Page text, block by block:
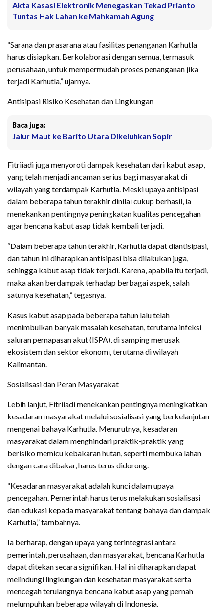
Akta Kasasi Elektronik Menegaskan Tekad Prianto
Tuntas Hak Lahan ke Mahkamah Agung
“Sarana dan prasarana atau fasilitas penanganan Karhutla
harus disiapkan. Berkolaborasi dengan semua, termasuk
perusahaan, untuk mempermudah proses penanganan jika
terjadi Karhutla,” ujarnya.
Antisipasi Risiko Kesehatan dan Lingkungan
Baca juga:
Jalur Maut ke Barito Utara Dikeluhkan Sopir
Fitriiadi juga menyoroti dampak kesehatan dari kabut asap,
yang telah menjadi ancaman serius bagi masyarakat di
wilayah yang terdampak Karhutla. Meski upaya antisipasi
dalam beberapa tahun terakhir dinilai cukup berhasil, ia
menekankan pentingnya peningkatan kualitas pencegahan
agar bencana kabut asap tidak kembali terjadi.
“Dalam beberapa tahun terakhir, Karhutla dapat diantisipasi,
dan tahun ini diharapkan antisipasi bisa dilakukan juga,
sehingga kabut asap tidak terjadi. Karena, apabila itu terjadi,
maka akan berdampak terhadap berbagai aspek, salah
satunya kesehatan,” tegasnya.
Kasus kabut asap pada beberapa tahun lalu telah
menimbulkan banyak masalah kesehatan, terutama infeksi
saluran pernapasan akut (ISPA), di samping merusak
ekosistem dan sektor ekonomi, terutama di wilayah
Kalimantan.
Sosialisasi dan Peran Masyarakat
Lebih lanjut, Fitriiadi menekankan pentingnya meningkatkan
kesadaran masyarakat melalui sosialisasi yang berkelanjutan
mengenai bahaya Karhutla. Menurutnya, kesadaran
masyarakat dalam menghindari praktik-praktik yang
berisiko memicu kebakaran hutan, seperti membuka lahan
dengan cara dibakar, harus terus didorong.
“Kesadaran masyarakat adalah kunci dalam upaya
pencegahan. Pemerintah harus terus melakukan sosialisasi
dan edukasi kepada masyarakat tentang bahaya dan dampak
Karhutla,” tambahnya.
Ia berharap, dengan upaya yang terintegrasi antara
pemerintah, perusahaan, dan masyarakat, bencana Karhutla
dapat ditekan secara signifikan. Hal ini diharapkan dapat
melindungi lingkungan dan kesehatan masyarakat serta
mencegah terulangnya bencana kabut asap yang pernah
melumpuhkan beberapa wilayah di Indonesia.